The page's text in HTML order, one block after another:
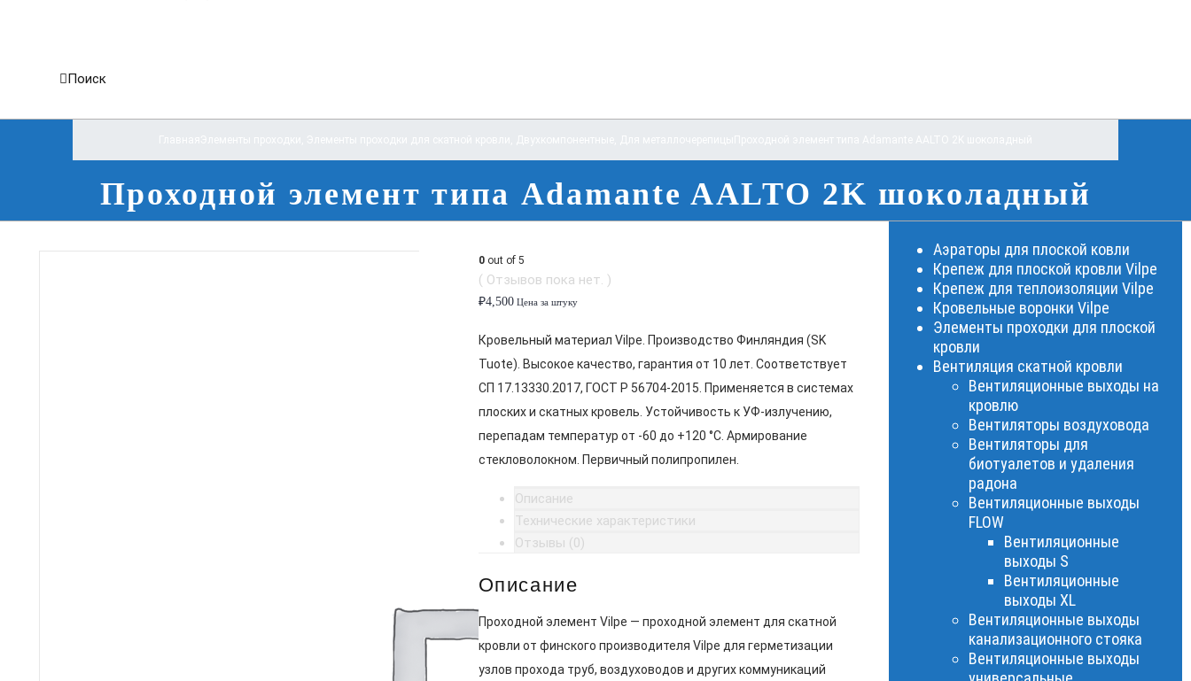
Поиск
Проходной элемент типа Adamante AALTO 2K шоколадный
0out of 5
( Отзывов пока нет. )
₽4,500Цена за штуку
Кровельный материал Vilpe. Производство Финляндия (SK
Tuote). Высокое качество, гарантия от 10 лет. Соответствует
СП 17.13330.2017, ГОСТ Р 56704-2015. Применяется в системах
плоских и скатных кровель. Устойчивость к УФ-излучению,
перепадам температур от -60 до +120 °C. Армирование
стекловолокном. Первичный полипропилен.
Описание
Технические характеристики
Отзывы (0)
Описание
Проходной элемент Vilpe — проходной элемент для скатной
кровли от финского производителя Vilpe для герметизации
узлов прохода труб, воздуховодов и других коммуникаций
Аэраторы для плоской ковли
Крепеж для плоской кровли Vilpe
Крепеж для теплоизоляции Vilpe
Кровельные воронки Vilpe
Элементы проходки для плоской
кровли
Вентиляция скатной кровли
Вентиляционные выходы на
кровлю
Вентиляторы воздуховода
Вентиляторы для
биотуалетов и удаления
радона
Вентиляционные выходы
FLOW
Вентиляционные
выходы S
Вентиляционные
выходы XL
Вентиляционные выходы
канализационного стояка
Вентиляционные выходы